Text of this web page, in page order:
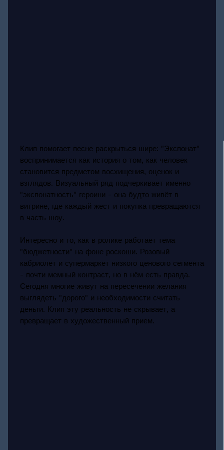
Клип помогает песне раскрыться шире: "Экспонат"
воспринимается как история о том, как человек
становится предметом восхищения, оценок и
взглядов. Визуальный ряд подчеркивает именно
"экспонатность" героини - она будто живёт в
витрине, где каждый жест и покупка превращаются
в часть шоу.
Интересно и то, как в ролике работает тема
"бюджетности" на фоне роскоши. Розовый
кабриолет и супермаркет низкого ценового сегмента
- почти мемный контраст, но в нём есть правда.
Сегодня многие живут на пересечении желания
выглядеть "дорого" и необходимости считать
деньги. Клип эту реальность не скрывает, а
превращает в художественный прием.